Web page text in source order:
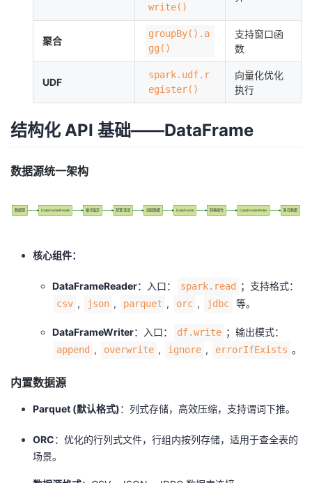
write()
聚合
groupBy().a
gg()
支持窗口函
数
UDF
spark.udf.r
egister()
向量化优化
执行
结构化 API 基础——DataFrame
数据源统一架构
数据源 DataFrameReader 格式指定 配置选项 加载数据 DataFrame 转换操作 DataFrameWriter 保存数据
核心组件：
DataFrameReader：入口： spark.read ；支持格式：
csv , json , parquet , orc , jdbc 等。
DataFrameWriter：入口： df.write ；输出模式：
append , overwrite , ignore , errorIfExists 。
内置数据源
Parquet (默认格式)：列式存储，高效压缩，支持谓词下推。
ORC：优化的行列式文件，行组内按列存储，适用于查全表的
场景。